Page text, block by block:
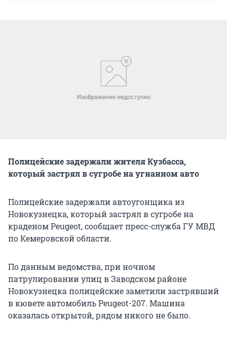
Полицейские задержали жителя Кузбасса,
который застрял в сугробе на угнанном авто
Полицейские задержали автоугонщика из
Новокузнецка, который застрял в сугробе на
краденом Peugeot, сообщает пресс-служба ГУ МВД
по Кемеровской области.
По данным ведомства, при ночном
патрулировании улиц в Заводском районе
Новокузнецка полицейские заметили застрявший
в кювете автомобиль Peugeot-207. Машина
оказалась открытой, рядом никого не было.